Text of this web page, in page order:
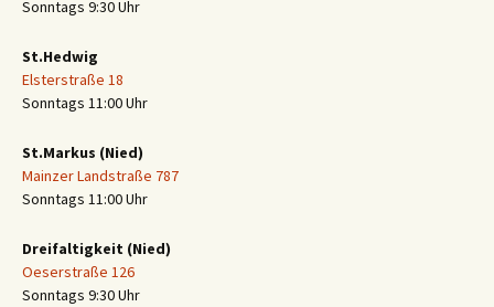
Sonntags 9:30 Uhr
St.Hedwig
Elsterstraße 18
Sonntags 11:00 Uhr
St.Markus (Nied)
Mainzer Landstraße 787
Sonntags 11:00 Uhr
Dreifaltigkeit (Nied)
Oeserstraße 126
Sonntags 9:30 Uhr